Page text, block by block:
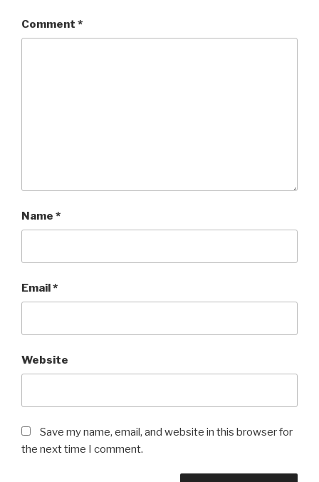
Comment *
Name *
Email*
Website
Save my name, email, and website in this browser for
the next time I comment.